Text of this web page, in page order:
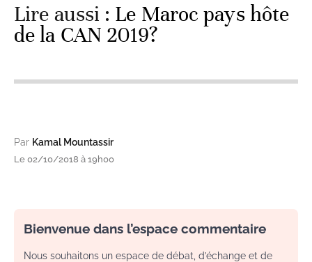
Lire aussi : Le Maroc pays hôte
de la CAN 2019?
Par Kamal Mountassir
Le 02/10/2018 à 19h00
Bienvenue dans l’espace commentaire
Nous souhaitons un espace de débat, d’échange et de